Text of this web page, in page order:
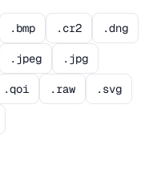
.bmp .cr2 .dng
.jpeg .jpg
.qoi .raw .svg